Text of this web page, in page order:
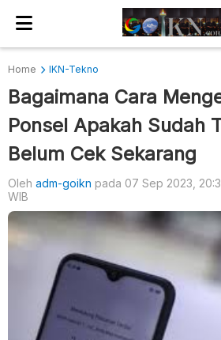
Home IKN-Tekno
Bagaimana Cara
Ponsel Apakah Sudah
Belum Cek Sekarang
Oleh adm-goikn pada 07 Sep 2023,
WIB